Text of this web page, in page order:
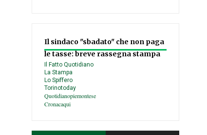
Il sindaco "sbadato" che non paga
le tasse: breve rassegna stampa
Il Fatto Quotidiano
La Stampa
Lo Spiffero
Torinotoday
Quotidianopiemontese
Cronacaqui